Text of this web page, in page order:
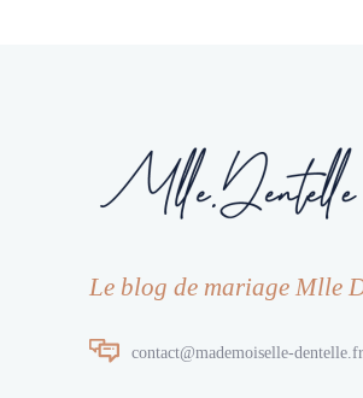
Le blog de mariage Mlle
contact@mademoiselle-dentelle.fr